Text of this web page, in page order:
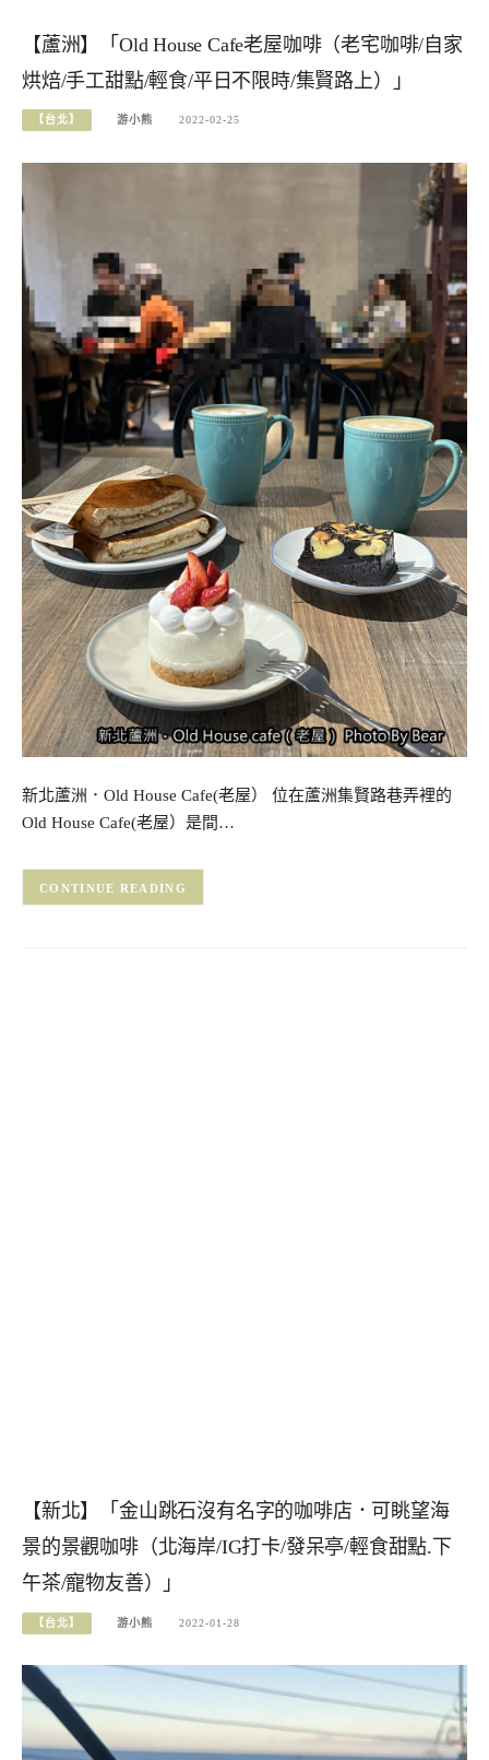
【蘆洲】「Old House Cafe老屋咖啡（老宅咖啡/自家
烘焙/手工甜點/輕食/平日不限時/集賢路上）」
【台北】 游小熊 2022-02-25
新北蘆洲．Old House Cafe(老屋） 位在蘆洲集賢路巷弄裡的
Old House Cafe(老屋）是間…
CONTINUE READING
【新北】「金山跳石沒有名字的咖啡店．可眺望海
景的景觀咖啡（北海岸/IG打卡/發呆亭/輕食甜點.下
午茶/寵物友善）」
【台北】 游小熊 2022-01-28